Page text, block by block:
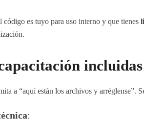
es tuyo para uso interno y que tienes
incluidas
a “aquí están los archivos y arréglense”.
: